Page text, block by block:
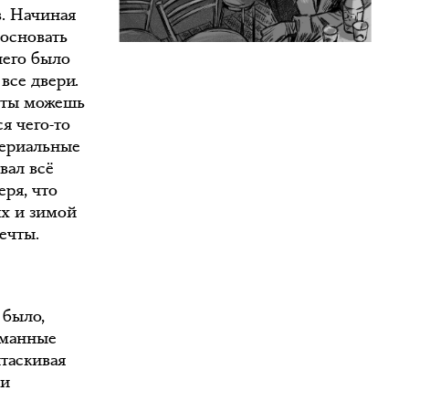
Начиная
было
двери.
ты можешь
чего-то
всё
что
и зимой
было,